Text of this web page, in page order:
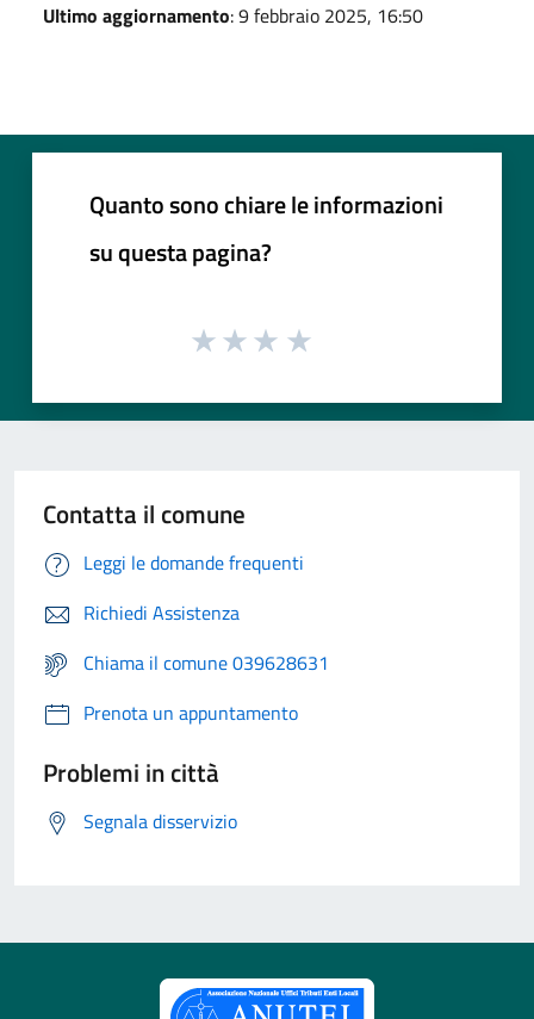
Ultimo aggiornamento: 9 febbraio 2025, 16:50
Quanto sono chiare le informazioni
su questa pagina?
Contatta il comune
Leggi le domande frequenti
Richiedi Assistenza
Chiama il comune 039628631
Prenota un appuntamento
Problemi in città
Segnala disservizio